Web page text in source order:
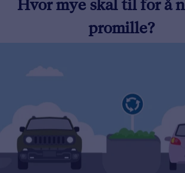
Hvor mye skal til for å
promille?